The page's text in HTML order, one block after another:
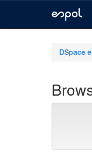
DSpace